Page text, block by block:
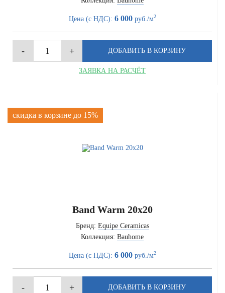
Цена (с НДС): 6 000руб./м2
ЗАЯВКА НА РАСЧЁТ
скидка в корзине до 15%
Band Warm 20x20
Бренд: Equipe Ceramicas
Коллекция: Bauhome
Цена (с НДС): 6 000руб./м2